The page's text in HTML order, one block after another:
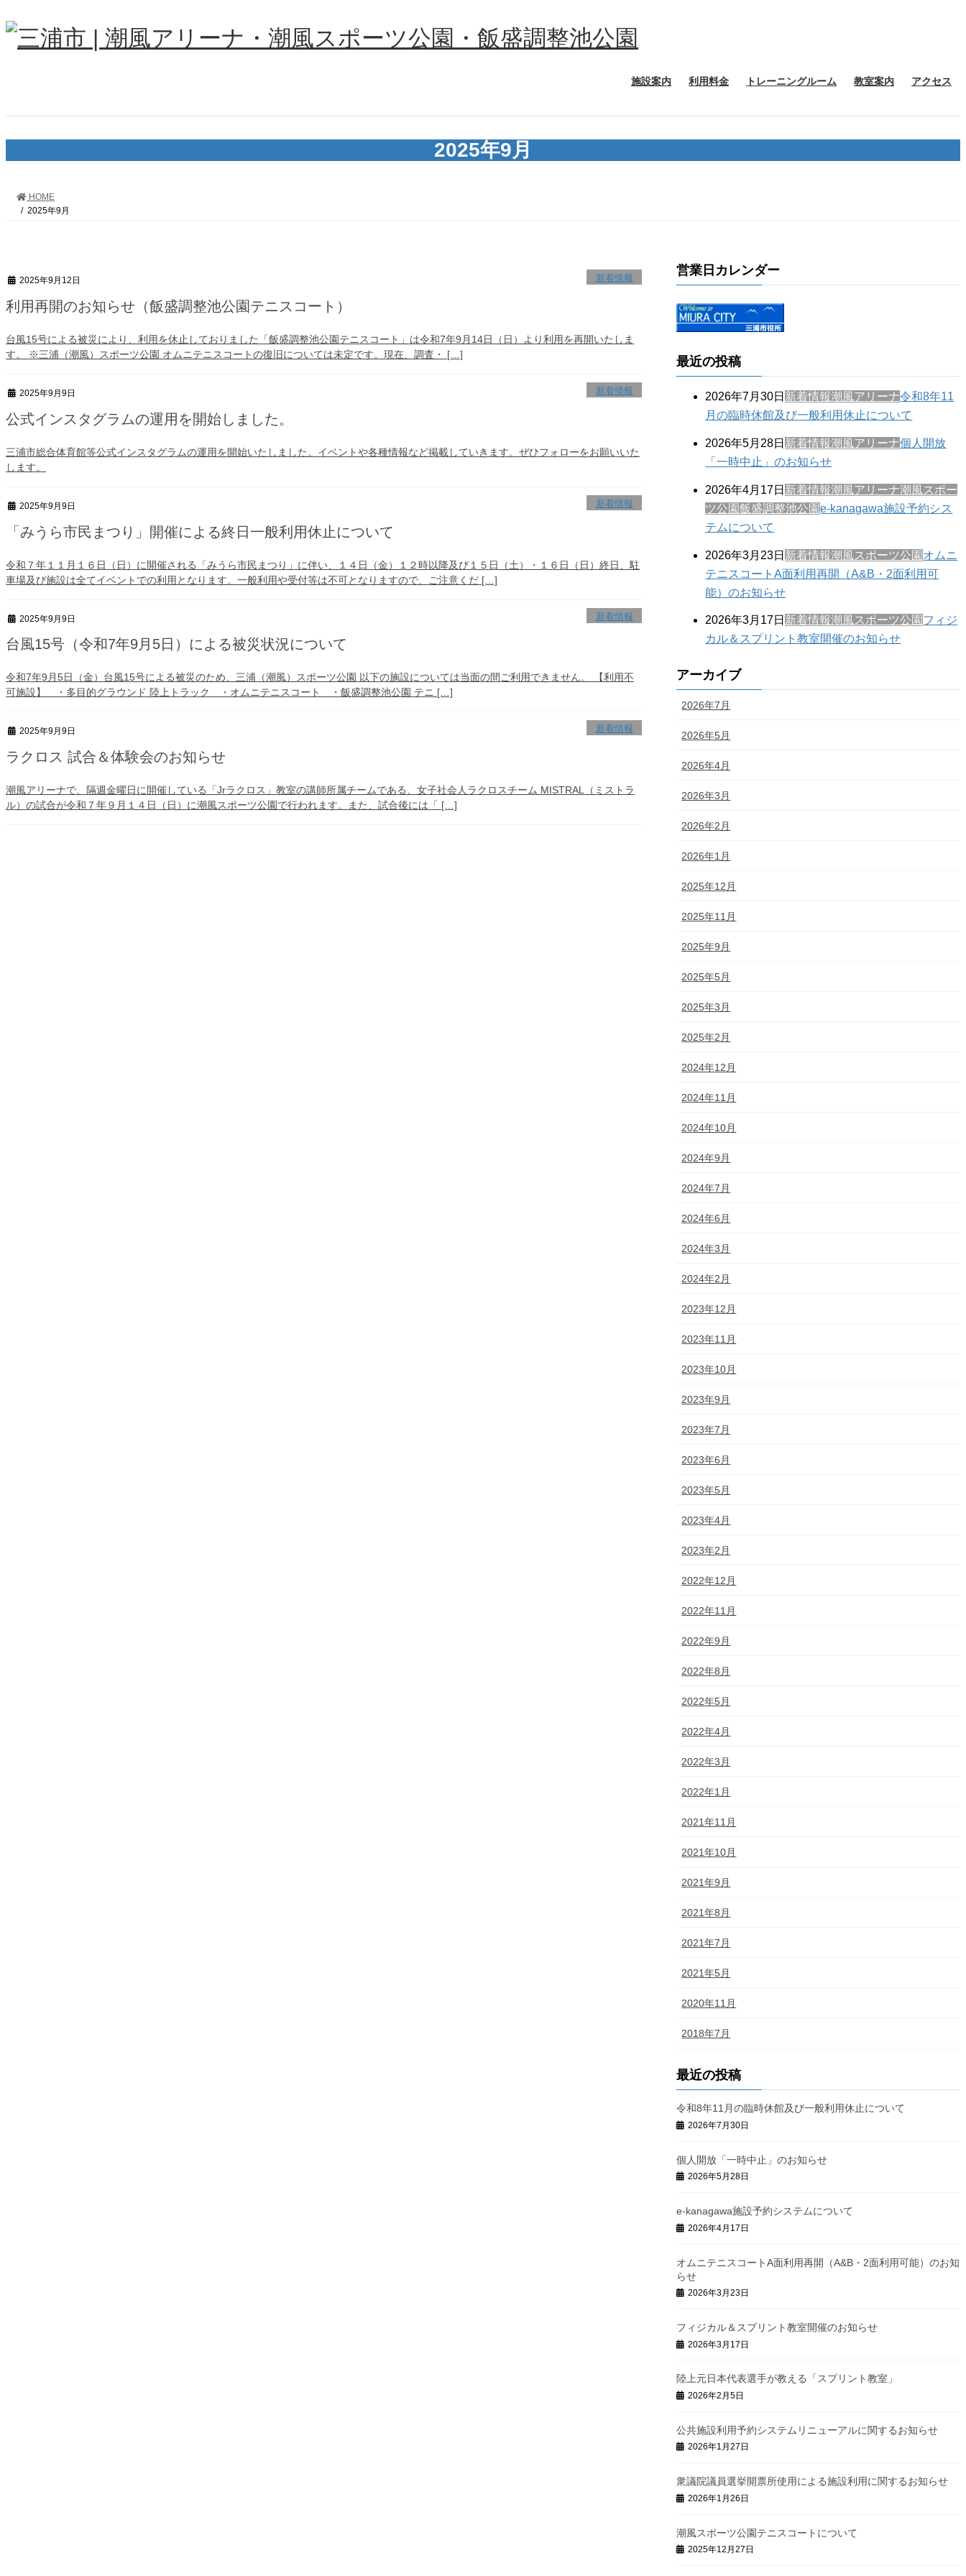
ン
ビ
施設案内 利用料金 トレーニングルーム 教室案内 アクセス
2025年9月
HOME
2025年9月
2025年9月12日 新着情報
利用再開のお知らせ（飯盛調整池公園テニスコート）
台風15号による被災により、利用を休止しておりました「飯盛調整池公園テニスコート」は令和7年9月14日（日）より利用を再開いたしま
す。 ※三浦（潮風）スポーツ公園 オムニテニスコートの復旧については未定です。現在、調査・ […]
2025年9月9日 新着情報
公式インスタグラムの運用を開始しました。
三浦市総合体育館等公式インスタグラムの運用を開始いたしました。イベントや各種情報など掲載していきます。ぜひフォローをお願いいた
します。
2025年9月9日 新着情報
「みうら市民まつり」開催による終日一般利用休止について
令和７年１１月１６日（日）に開催される「みうら市民まつり」に伴い、１４日（金）１２時以降及び１５日（土）・１６日（日）終日、駐
車場及び施設は全てイベントでの利用となります。一般利用や受付等は不可となりますので、ご注意くだ […]
2025年9月9日 新着情報
台風15号（令和7年9月5日）による被災状況について
令和7年9月5日（金）台風15号による被災のため、三浦（潮風）スポーツ公園 以下の施設については当面の間ご利用できません。 【利用不
可施設】 ・多目的グラウンド 陸上トラック ・オムニテニスコート ・飯盛調整池公園 テニ […]
2025年9月9日 新着情報
ラクロス 試合＆体験会のお知らせ
潮風アリーナで、隔週金曜日に開催している「Jrラクロス」教室の講師所属チームである、女子社会人ラクロスチーム MISTRAL（ミストラ
ル）の試合が令和７年９月１４日（日）に潮風スポーツ公園で行われます。また、試合後には「 […]
営業日カレンダー
最近の投稿
2026年7月30日 新着情報潮風アリーナ令和8年11
月の臨時休館及び一般利用休止について
2026年5月28日 新着情報潮風アリーナ個人開放
「一時中止」のお知らせ
2026年4月17日 新着情報潮風アリーナ潮風スポー
ツ公園飯盛調整池公園e-kanagawa施設予約シス
テムについて
2026年3月23日 新着情報潮風スポーツ公園 オムニ
テニスコートA面利用再開（A&B・2面利用可
能）のお知らせ
2026年3月17日 新着情報潮風スポーツ公園 フィジ
カル＆スプリント教室開催のお知らせ
アーカイブ
2026年7月
2026年5月
2026年4月
2026年3月
2026年2月
2026年1月
2025年12月
2025年11月
2025年9月
2025年5月
2025年3月
2025年2月
2024年12月
2024年11月
2024年10月
2024年9月
2024年7月
2024年6月
2024年3月
2024年2月
2023年12月
2023年11月
2023年10月
2023年9月
2023年7月
2023年6月
2023年5月
2023年4月
2023年2月
2022年12月
2022年11月
2022年9月
2022年8月
2022年5月
2022年4月
2022年3月
2022年1月
2021年11月
2021年10月
2021年9月
2021年8月
2021年7月
2021年5月
2020年11月
2018年7月
最近の投稿
令和8年11月の臨時休館及び一般利用休止について
2026年7月30日
個人開放「一時中止」のお知らせ
2026年5月28日
e-kanagawa施設予約システムについて
2026年4月17日
オムニテニスコートA面利用再開（A&B・2面利用可能）のお知
らせ
2026年3月23日
フィジカル＆スプリント教室開催のお知らせ
2026年3月17日
陸上元日本代表選手が教える「スプリント教室」
2026年2月5日
公共施設利用予約システムリニューアルに関するお知らせ
2026年1月27日
衆議院議員選挙開票所使用による施設利用に関するお知らせ
2026年1月26日
潮風スポーツ公園テニスコートについて
2025年12月27日